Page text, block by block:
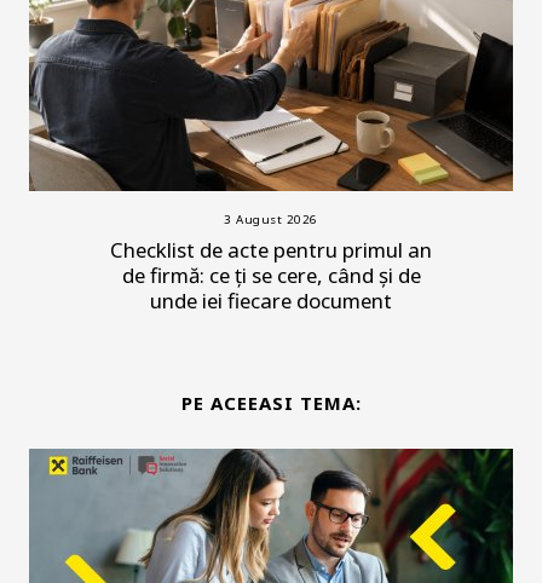
3 August 2026
Checklist de acte pentru primul an
de firmă: ce ți se cere, când și de
unde iei fiecare document
PE ACEEASI TEMA: